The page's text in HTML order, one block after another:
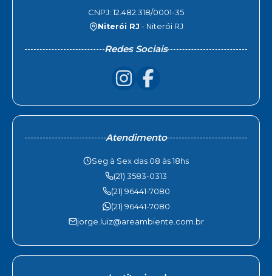
CNPJ: 12.482.318/0001-35
Niterói RJ - Niterói RJ
Redes Sociais
Atendimento
Seg à Sex das 08 às 18hs
(21) 3583-0313
(21) 96441-7080
(21) 96441-7080
jorge.luiz@areambiente.com.br